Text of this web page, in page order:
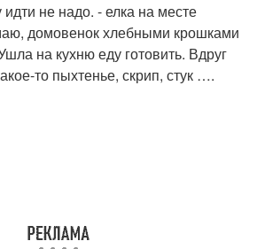
не надо. - елка на месте
домовенок хлебными крошками
на кухню еду готовить. Вдруг
то пыхтенье, скрип, стук ….